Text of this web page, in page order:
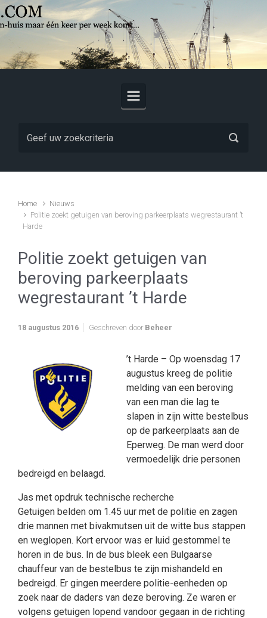
Skip to main content
Home
Nieuws
Politie zoekt getuigen van beroving parkeerplaats wegrestaurant ’t
Harde
Politie zoekt getuigen van
beroving parkeerplaats
wegrestaurant ’t Harde
18 augustus 2016 Geschreven door Beheer
’t Harde – Op woensdag 17
augustus kreeg de politie
melding van een beroving
van een man die lag te
slapen in zijn witte bestelbus
op de parkeerplaats aan de
Eperweg. De man werd door
vermoedelijk drie personen
bedreigd en belaagd.
Jas met opdruk technische recherche
Getuigen belden om 1.45 uur met de politie en zagen
drie mannen met bivakmutsen uit de witte bus stappen
en weglopen. Kort ervoor was er luid gestommel te
horen in de bus. In de bus bleek een Bulgaarse
chauffeur van de bestelbus te zijn mishandeld en
bedreigd. Er gingen meerdere politie-eenheden op
zoek naar de daders van deze beroving. Ze waren er
volgens getuigen lopend vandoor gegaan in de richting